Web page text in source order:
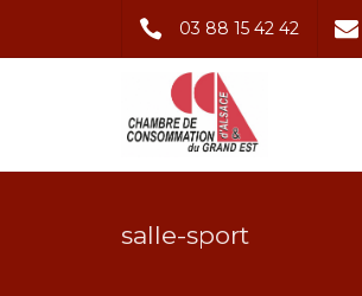
03 88 15 42 42
salle-sport